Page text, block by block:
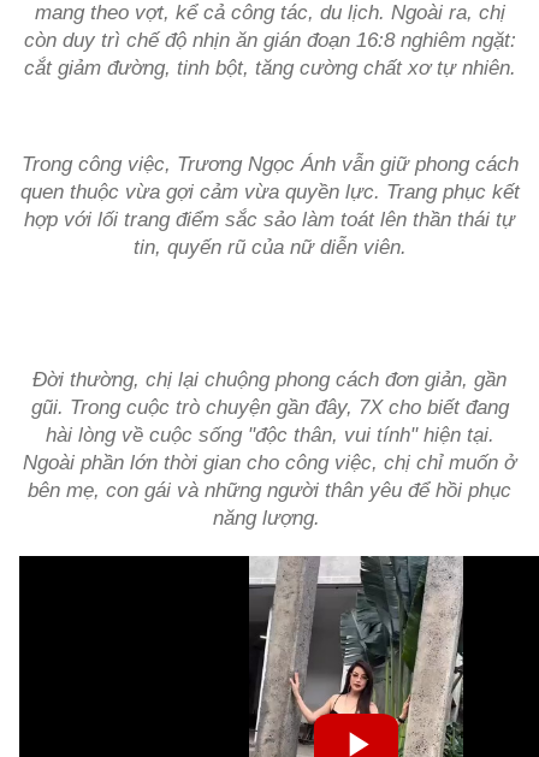
mang theo vợt, kể cả công tác, du lịch. Ngoài ra, chị
còn duy trì chế độ nhịn ăn gián đoạn 16:8 nghiêm ngặt:
cắt giảm đường, tinh bột, tăng cường chất xơ tự nhiên.
Trong công việc, Trương Ngọc Ánh vẫn giữ phong cách
quen thuộc vừa gợi cảm vừa quyền lực. Trang phục kết
hợp với lối trang điểm sắc sảo làm toát lên thần thái tự
tin, quyến rũ của nữ diễn viên.
Đời thường, chị lại chuộng phong cách đơn giản, gần
gũi. Trong cuộc trò chuyện gần đây, 7X cho biết đang
hài lòng về cuộc sống "độc thân, vui tính" hiện tại.
Ngoài phần lớn thời gian cho công việc, chị chỉ muốn ở
bên mẹ, con gái và những người thân yêu để hồi phục
năng lượng.